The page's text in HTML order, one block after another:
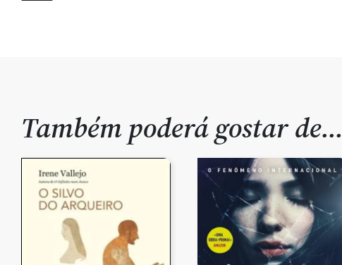
Também poderá gostar de…